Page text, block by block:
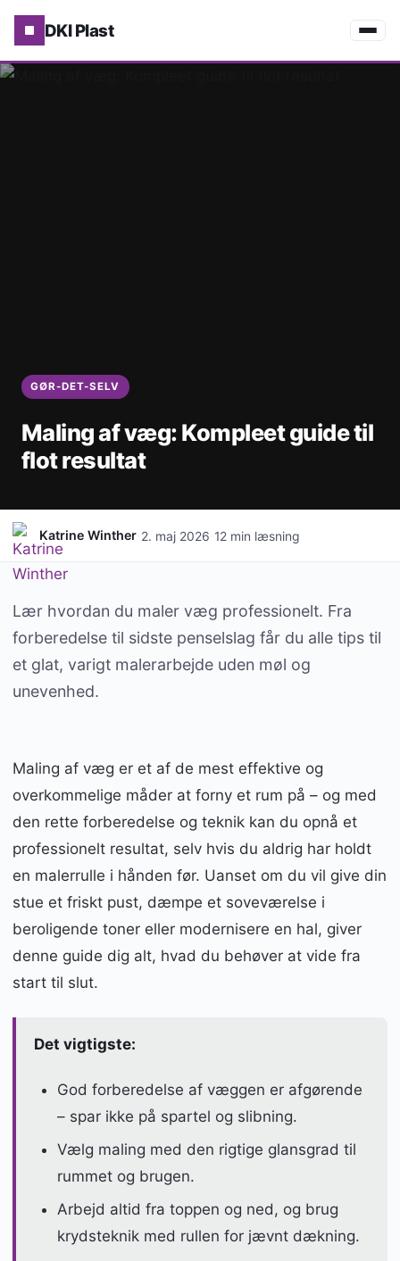
DKI Plast
GØR-DET-SELV
Maling af væg: Kompleet guide til
flot resultat
Katrine Winther 2. maj 2026 12 min læsning
Lær hvordan du maler væg professionelt. Fra
forberedelse til sidste penselslag får du alle tips til
et glat, varigt malerarbejde uden møl og
unevenhed.
Maling af væg er et af de mest effektive og
overkommelige måder at forny et rum på – og med
den rette forberedelse og teknik kan du opnå et
professionelt resultat, selv hvis du aldrig har holdt
en malerrulle i hånden før. Uanset om du vil give din
stue et friskt pust, dæmpe et soveværelse i
beroligende toner eller modernisere en hal, giver
denne guide dig alt, hvad du behøver at vide fra
start til slut.
Det vigtigste:
God forberedelse af væggen er afgørende
– spar ikke på spartel og slibning.
Vælg maling med den rigtige glansgrad til
rummet og brugen.
Arbejd altid fra toppen og ned, og brug
krydsteknik med rullen for jævnt dækning.